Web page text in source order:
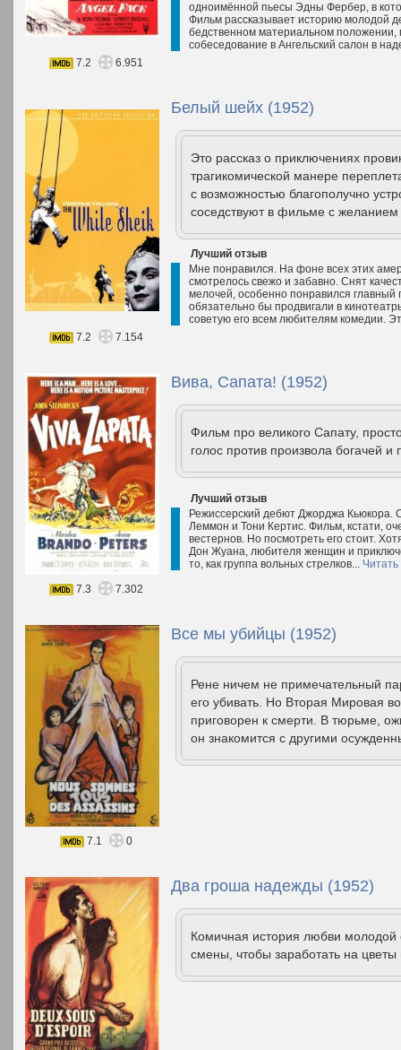
одноимённой пьесы Эдны Фербер, в
Фильм рассказывает историю молодой
бедственном материальном положении,
собеседование в Ангельский салон в
7.2
6.951
Белый шейх (1952)
Это рассказ о приключениях
трагикомической манере
с возможностью благополучно
соседствуют в фильме с
Лучший отзыв
Мне понравился. На фоне всех этих
смотрелось свежо и забавно. Снят
мелочей, особенно понравился
обязательно бы продвигали в
советую его всем любителям комедии.
7.2
7.154
Вива, Сапата! (1952)
Фильм про великого Сапату,
голос против произвола богачей
Лучший отзыв
Режиссерский дебют Джорджа Кьюкора.
Леммон и Тони Кертис. Фильм, кстати,
вестернов. Но посмотреть его стоит.
Дон Жуана, любителя женщин и
то, как группа вольных стрелков...
7.3
7.302
Все мы убийцы (1952)
Рене ничем не примечательный
его убивать. Но Вторая Мировая
приговорен к смерти. В тюрьме,
он знакомится с другими
7.1 0
Два гроша надежды (1952)
Комичная история любви
смены, чтобы заработать на цветы